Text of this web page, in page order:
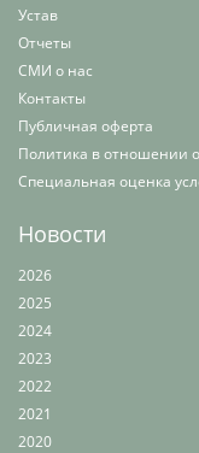
Устав
Отчеты
СМИ о нас
Контакты
Публичная оферта
Политика в отношении
Специальная оценка
Новости
2026
2025
2024
2023
2022
2021
2020